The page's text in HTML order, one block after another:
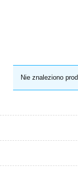
Nie znaleziono